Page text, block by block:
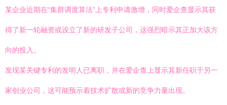
某企业近期在“集群调度算法”上专利申请激增，同时爱企查显示其获
得了新一轮融资或设立了新的研发子公司，这强烈暗示其正加大该方
向的投入。
发现某关键专利的发明人已离职，并在爱企查上显示其新任职于另一
家创业公司，这可能预示着技术扩散或新的竞争力量出现。